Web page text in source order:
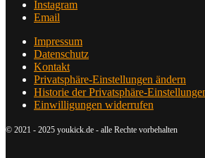
Instagram
Email
Impressum
Datenschutz
Kontakt
Privatsphäre-Einstellungen ändern
Historie der Privatsphäre-
Einwilligungen widerrufen
© 2021 - 2025 youkick.de - alle Rechte vorbehalten